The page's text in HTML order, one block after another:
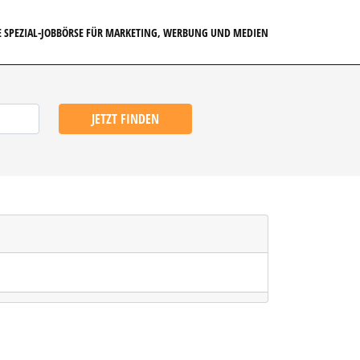
SPEZIAL-JOBBÖRSE FÜR MARKETING, WERBUNG UND MEDIEN
JETZT FINDEN